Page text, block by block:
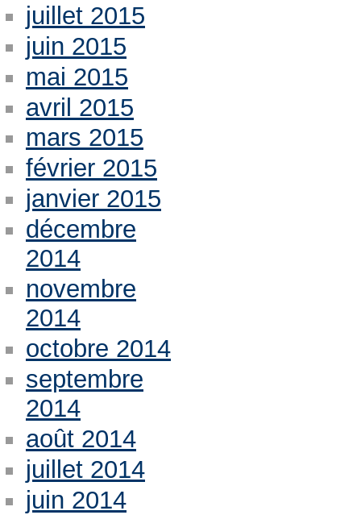
juillet 2015
juin 2015
mai 2015
avril 2015
mars 2015
février 2015
janvier 2015
décembre
2014
novembre
2014
octobre 2014
septembre
2014
août 2014
juillet 2014
juin 2014